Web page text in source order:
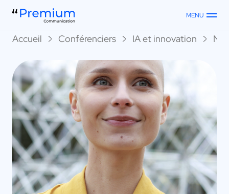
MENU
Accueil Conférenciers IA et innovation